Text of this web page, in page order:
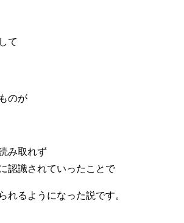
て
のが
み取れず
認識されていったことで
れるようになった説です。